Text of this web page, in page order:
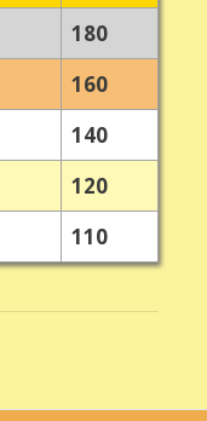
180
160
140
120
110